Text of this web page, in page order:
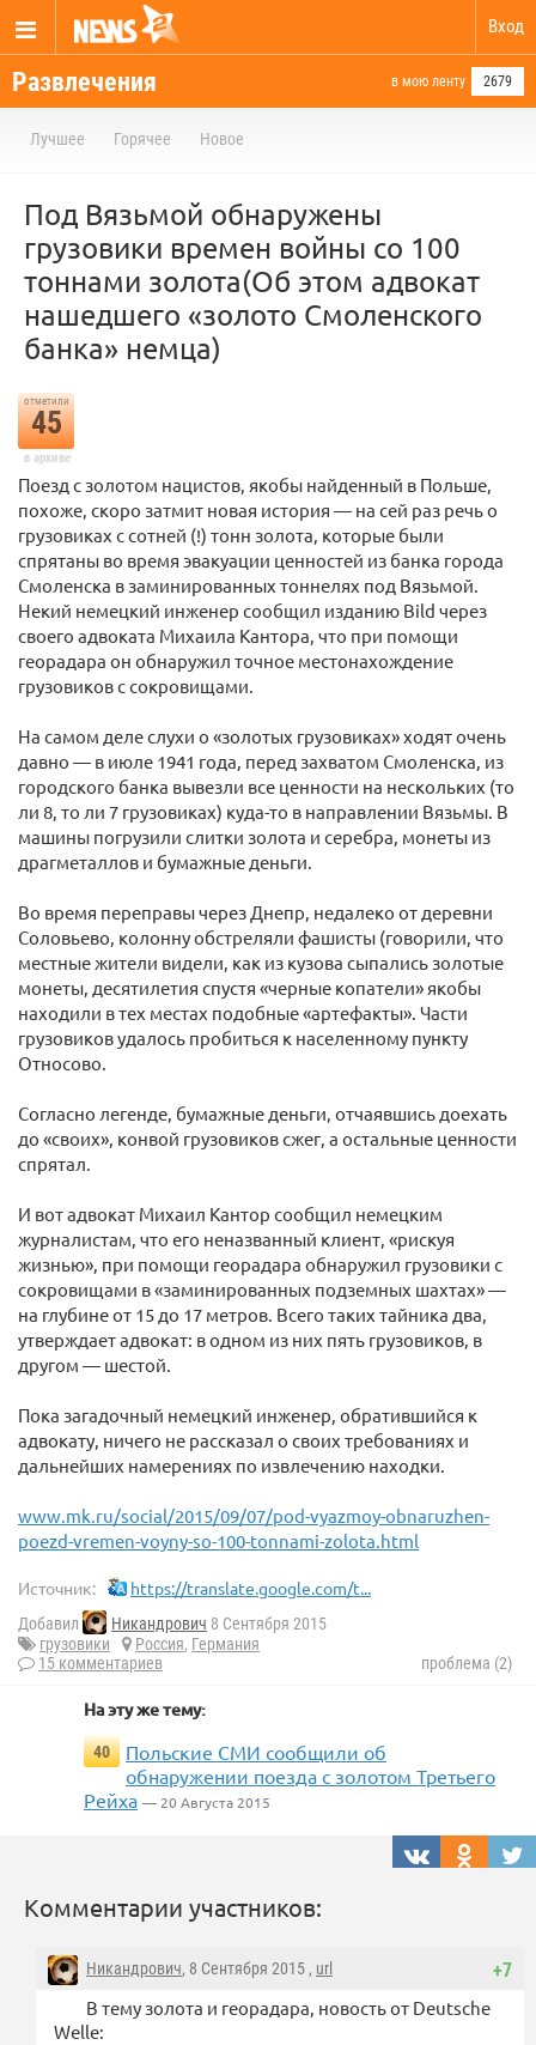
Вход
Развлечения в мою ленту 2679
Лучшее Горячее Новое
Под Вязьмой обнаружены
грузовики времен войны со 100
тоннами золота(Об этом адвокат
нашедшего «золото Смоленского
банка» немца)
отметили
45
в архиве
Поезд с золотом нацистов, якобы найденный в Польше,
похоже, скоро затмит новая история — на сей раз речь о
грузовиках с сотней (!) тонн золота, которые были
спрятаны во время эвакуации ценностей из банка города
Смоленска в заминированных тоннелях под Вязьмой.
Некий немецкий инженер сообщил изданию Bild через
своего адвоката Михаила Кантора, что при помощи
георадара он обнаружил точное местонахождение
грузовиков с сокровищами.
На самом деле слухи о «золотых грузовиках» ходят очень
давно — в июле 1941 года, перед захватом Смоленска, из
городского банка вывезли все ценности на нескольких (то
ли 8, то ли 7 грузовиках) куда-то в направлении Вязьмы. В
машины погрузили слитки золота и серебра, монеты из
драгметаллов и бумажные деньги.
Во время переправы через Днепр, недалеко от деревни
Соловьево, колонну обстреляли фашисты (говорили, что
местные жители видели, как из кузова сыпались золотые
монеты, десятилетия спустя «черные копатели» якобы
находили в тех местах подобные «артефакты». Части
грузовиков удалось пробиться к населенному пункту
Относово.
Согласно легенде, бумажные деньги, отчаявшись доехать
до «своих», конвой грузовиков сжег, а остальные ценности
спрятал.
И вот адвокат Михаил Кантор сообщил немецким
журналистам, что его неназванный клиент, «рискуя
жизнью», при помощи георадара обнаружил грузовики с
сокровищами в «заминированных подземных шахтах» —
на глубине от 15 до 17 метров. Всего таких тайника два,
утверждает адвокат: в одном из них пять грузовиков, в
другом — шестой.
Пока загадочный немецкий инженер, обратившийся к
адвокату, ничего не рассказал о своих требованиях и
дальнейших намерениях по извлечению находки.
www.mk.ru/social/2015/09/07/pod-vyazmoy-obnaruzhen-
poezd-vremen-voyny-so-100-tonnami-zolota.html
Источник: https://translate.google.com/t...
Добавил Никандрович 8 Сентября 2015
грузовики
Россия, Германия
15 комментариев
проблема (2)
На эту же тему:
40
Польские СМИ сообщили об
обнаружении поезда с золотом Третьего
Рейха — 20 Августа 2015
Комментарии участников:
+7
Никандрович, 8 Сентября 2015 , url
В тему золота и георадара, новость от Deutsche
Welle: